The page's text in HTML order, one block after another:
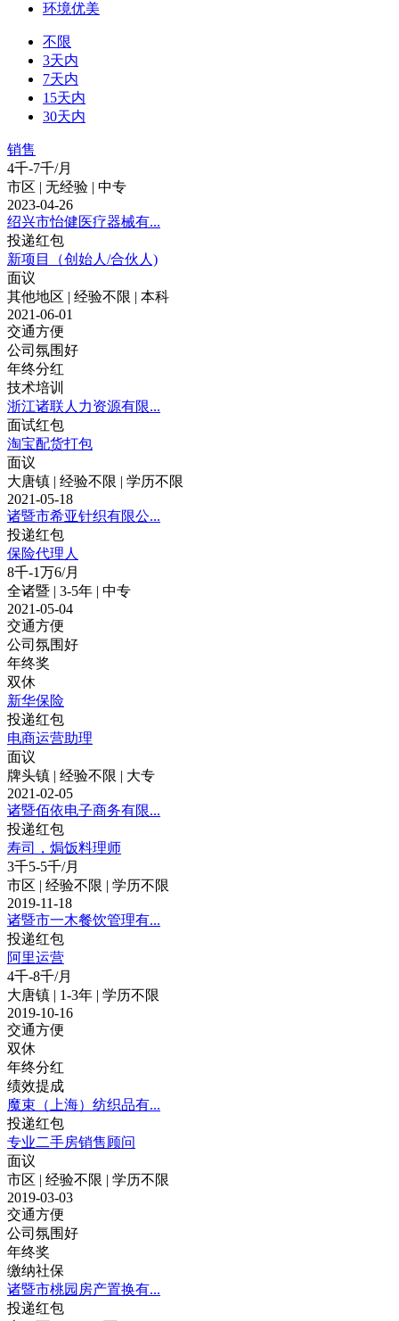
环境优美
不限
3天内
7天内
15天内
30天内
销售
4千-7千/月
市区 | 无经验 | 中专
2023-04-26
绍兴市怡健医疗器械有...
投递红包
新项目（创始人/合伙人)
面议
其他地区 | 经验不限 | 本科
2021-06-01
交通方便
公司氛围好
年终分红
技术培训
浙江诸联人力资源有限...
面试红包
淘宝配货打包
面议
大唐镇 | 经验不限 | 学历不限
2021-05-18
诸暨市希亚针织有限公...
投递红包
保险代理人
8千-1万6/月
全诸暨 | 3-5年 | 中专
2021-05-04
交通方便
公司氛围好
年终奖
双休
新华保险
投递红包
电商运营助理
面议
牌头镇 | 经验不限 | 大专
2021-02-05
诸暨佰依电子商务有限...
投递红包
寿司，焗饭料理师
3千5-5千/月
市区 | 经验不限 | 学历不限
2019-11-18
诸暨市一木餐饮管理有...
投递红包
阿里运营
4千-8千/月
大唐镇 | 1-3年 | 学历不限
2019-10-16
交通方便
双休
年终分红
绩效提成
魔束（上海）纺织品有...
投递红包
专业二手房销售顾问
面议
市区 | 经验不限 | 学历不限
2019-03-03
交通方便
公司氛围好
年终奖
缴纳社保
诸暨市桃园房产置换有...
投递红包